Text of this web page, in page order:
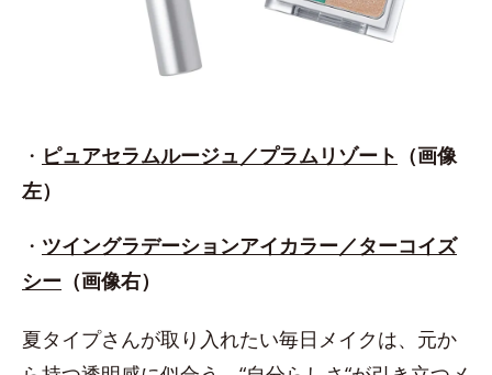
・ ピュアセラムルージュ／プラムリゾート （画像
左）
・ ツイングラデーションアイカラー／ターコイズ
シー （画像右）
夏タイプさんが取り入れたい毎日メイクは、元か